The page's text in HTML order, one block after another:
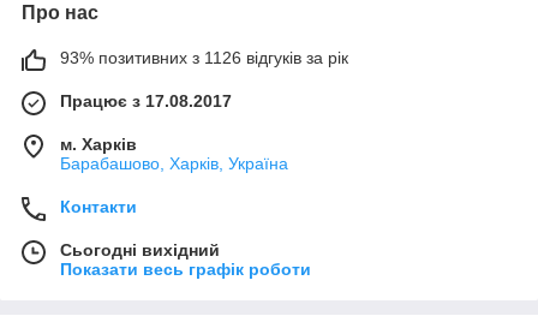
Про нас
93% позитивних з 1126 відгуків за рік
Працює з 17.08.2017
м. Харків
Барабашово, Харків, Україна
Контакти
Сьогодні вихідний
Показати весь графік роботи